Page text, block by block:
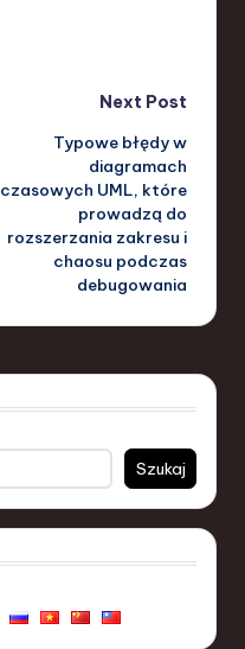
Next Post
Typowe błędy w
diagramach
czasowych UML, które
prowadzą do
rozszerzania zakresu i
chaosu podczas
debugowania
Szukaj